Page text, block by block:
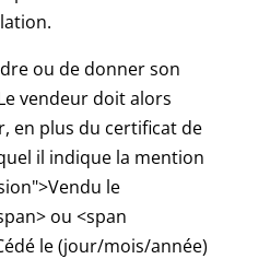
ou de donner son
vendeur doit alors
en plus du certificat de
il indique la mention
le
ou <span
le (jour/mois/année)